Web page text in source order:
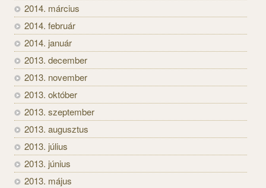
2014. március
2014. február
2014. január
2013. december
2013. november
2013. október
2013. szeptember
2013. augusztus
2013. július
2013. június
2013. május